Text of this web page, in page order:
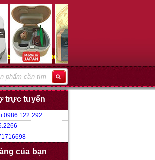
trực tuyến
0986.122.292
của bạn